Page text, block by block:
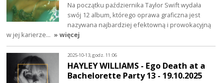
Na początku października Taylor Swift wydała
swój 12 album, którego oprawa graficzna jest
nazywana najbardziej efektowną i prowokacyjną
w jej karierze… » więcej
2025-10-13, godz. 11:06
HAYLEY WILLIAMS - Ego Death at a
Bachelorette Party 13 - 19.10.2025